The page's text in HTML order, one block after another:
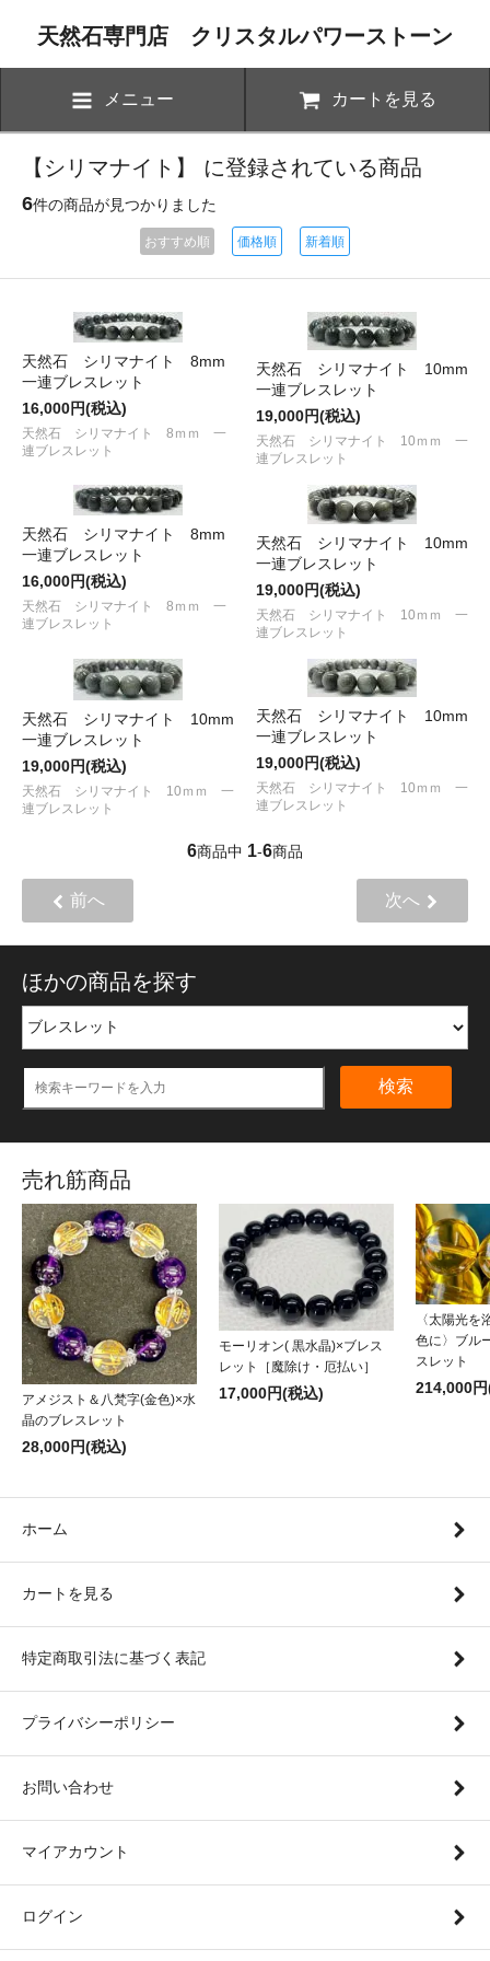
天然石専門店 クリスタルパワーストーン
メニュー カートを見る
【シリマナイト】 に登録されている商品
6件の商品が見つかりました
おすすめ順 価格順 新着順
天然石 シリマナイト 8mm
一連ブレスレット
16,000円(税込)
天然石 シリマナイト 8ｍｍ 一
連ブレスレット
天然石 シリマナイト 10mm
一連ブレスレット
19,000円(税込)
天然石 シリマナイト 10ｍｍ 一
連ブレスレット
天然石 シリマナイト 8mm
一連ブレスレット
16,000円(税込)
天然石 シリマナイト 8ｍｍ 一
連ブレスレット
天然石 シリマナイト 10mm
一連ブレスレット
19,000円(税込)
天然石 シリマナイト 10ｍｍ 一
連ブレスレット
天然石 シリマナイト 10mm
一連ブレスレット
19,000円(税込)
天然石 シリマナイト 10ｍｍ 一
連ブレスレット
天然石 シリマナイト 10mm
一連ブレスレット
19,000円(税込)
天然石 シリマナイト 10ｍｍ 一
連ブレスレット
6商品中 1-6商品
前へ 次へ
ほかの商品を探す
検索
売れ筋商品
アメジスト＆八梵字(金色)×水
晶のブレスレット
28,000円(税込)
モーリオン( 黒水晶)×ブレス
レット［魔除け・厄払い］
17,000円(税込)
〈太陽光を
色に〉ブル
スレット
214,000
ホーム
カートを見る
特定商取引法に基づく表記
プライバシーポリシー
お問い合わせ
マイアカウント
ログイン